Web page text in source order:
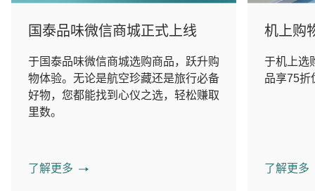
国泰品味微信商城正式上线
于国泰品味微信商城选购商品，跃升购
物体验。无论是航空珍藏还是旅行必备
好物，您都能找到心仪之选，轻松赚取
里数。
了解更多
机上购
于机上选
品享75折
了解更多